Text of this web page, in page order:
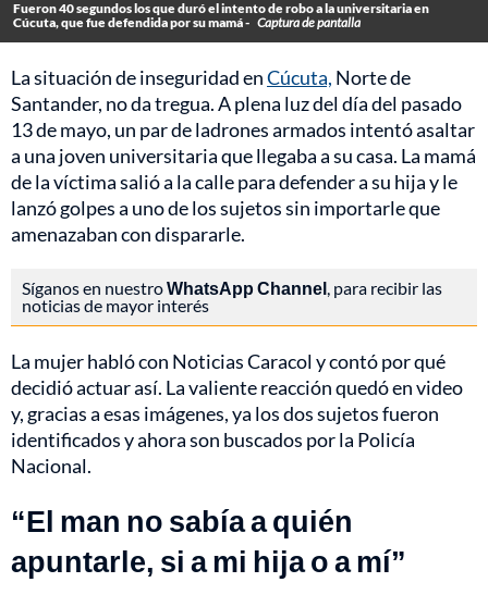
Fueron 40 segundos los que duró el intento de robo a la universitaria en
Cúcuta, que fue defendida por su mamá - Captura de pantalla
La situación de inseguridad enCúcuta, Norte de
Santander, no da tregua. A plena luz del día del pasado
13 de mayo, un par de ladrones armados intentó asaltar
a una joven universitaria que llegaba a su casa. La mamá
de la víctima salió a la calle para defender a su hija y le
lanzó golpes a uno de los sujetos sin importarle que
amenazaban con dispararle.
Síganos en nuestroWhatsApp Channel, para recibir las
noticias de mayor interés
La mujer habló con Noticias Caracol y contó por qué
decidió actuar así. La valiente reacción quedó en video
y, gracias a esas imágenes, ya los dos sujetos fueron
identificados y ahora son buscados por la Policía
Nacional.
“El man no sabía a quién
apuntarle, si a mi hija o a mí”